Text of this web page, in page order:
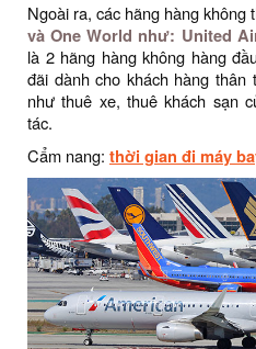
Ngoài ra, các hãng hàng không
và One World như: United
là 2 hãng hàng không hàng
đãi dành cho khách hàng
như thuê xe, thuê khách sạn
tác.
Cẩm nang: thời gian đi máy